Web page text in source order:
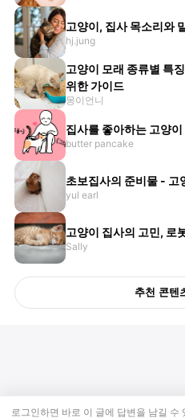
고양이, 집사 목소리와
hj.jung
고양이 모래 종류별 특
위한 가이드
몽이언니
집사를 좋아하는 고양
butter pancake
초보집사의 준비물 - 고
yul earl
고양이 집사의 고민, 로
Sally
추천 콘텐
로그인하면 바로 이 글에 답변 을 남길 수